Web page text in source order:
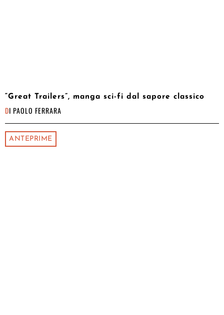
“Great Trailers”, manga sci-fi dal sapore classico
DI PAOLO FERRARA
ANTEPRIME